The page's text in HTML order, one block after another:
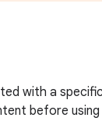
with a
before